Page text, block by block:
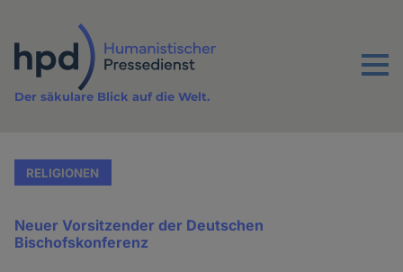
Inhalt
Menu
Der säkulare Blick auf die Welt.
RELIGIONEN
Neuer Vorsitzender der Deutschen
Bischofskonferenz